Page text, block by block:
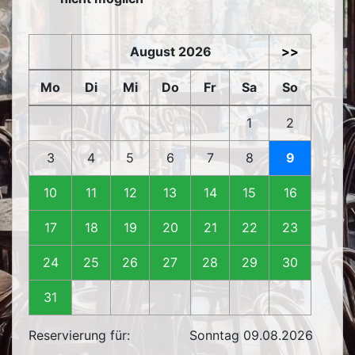
August 2026 >>
Mo Di Mi Do Fr Sa So
1 2
3 4 5 6 7 8 9
10 11 12 13 14 15 16
17 18 19 20 21 22 23
24 25 26 27 28 29 30
31
Reservierung für: Sonntag 09.08.2026